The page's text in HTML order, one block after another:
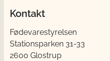
Kontakt
Fødevarestyrelsen
Stationsparken 31-33
2600 Glostrup